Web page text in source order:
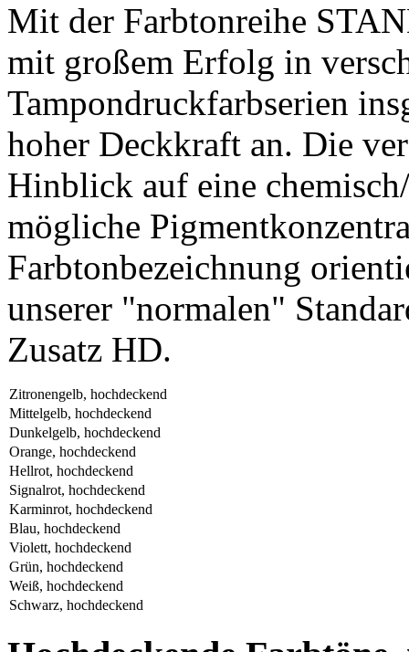
Mit der Farbtonreihe
mit großem Erfolg in
Tampondruckfarbserien
hoher Deckkraft an. Die
Hinblick auf eine
mögliche
Farbtonbezeichnung
unserer "normalen"
Zusatz HD.
Zitronengelb, hochdeckend
Mittelgelb, hochdeckend
Dunkelgelb, hochdeckend
Orange, hochdeckend
Hellrot, hochdeckend
Signalrot, hochdeckend
Karminrot, hochdeckend
Blau, hochdeckend
Violett, hochdeckend
Grün, hochdeckend
Weiß, hochdeckend
Schwarz, hochdeckend